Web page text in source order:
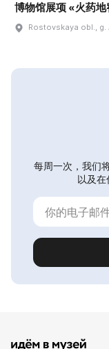
博物馆展项 «火药地
Rostovskaya obl., g.
每周一次，我们
以及在